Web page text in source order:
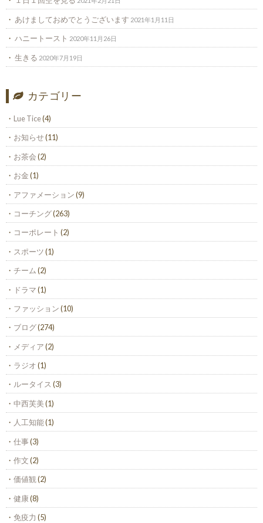
あけましておめでとうございます 2021年1月11日
ハニートースト 2020年11月26日
生きる 2020年7月19日
カテゴリー
Lue Tice(4)
お知らせ(11)
お茶会(2)
お金(1)
アファメーション(9)
コーチング(263)
コーポレート (2)
スポーツ(1)
チーム (2)
ドラマ(1)
ファッション(10)
ブログ(274)
メディア(2)
ラジオ(1)
ルータイス (3)
中西芙美(1)
人工知能(1)
仕事(3)
作文(2)
価値観(2)
健康(8)
免疫力 (5)